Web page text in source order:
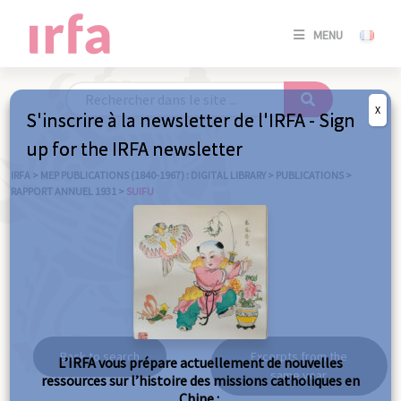
MENU
SE
/
IRFA > MEP PUBLICATIONS (1840-1967) : DIGITAL LIBRARY > PUBLICATIONS >
RAPPORT ANNUEL 1931 > SUIFU
Suifu
Back to search
Excerpts from the
same year
S'inscrire à la newsletter de l'IRFA - Sign
up for the IRFA newsletter
L’IRFA vous prépare actuellement de nouvelles
ressources sur l’histoire des missions catholiques en
X